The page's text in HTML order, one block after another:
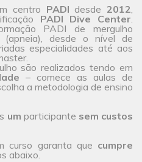
centro PADI desde 2012,
PADI Dive Center.
PADI de mergulho
desde o nível de
especialidades até aos
são realizados tendo em
– comece as aulas de
a metodologia de ensino
um participante sem custos
curso garanta que cumpre
abaixo.